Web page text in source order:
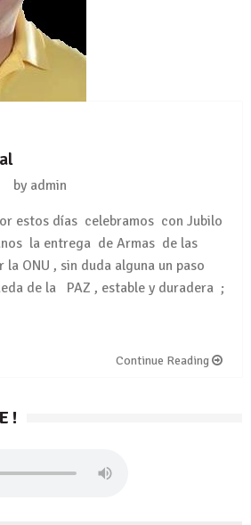
by admin
estos días celebramos con Jubilo
la entrega de Armas de las
la ONU , sin duda alguna un paso
de la PAZ , estable y duradera ;
Continue Reading
!